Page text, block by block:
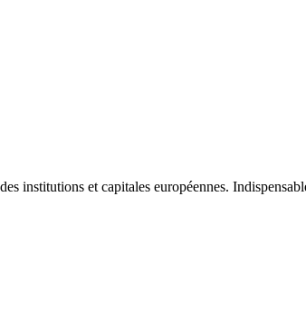
institutions et capitales européennes.